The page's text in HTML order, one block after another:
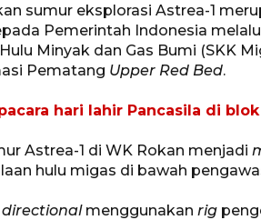
sumur eksplorasi Astrea-1
Pemerintah Indonesia
Minyak dan Gas Bumi (SKK
Pematang Upper Red Bed.
hari lahir Pancasila di
Astrea-1 di WK Rokan menjadi
hulu migas di bawah
directionalmenggunakan rig